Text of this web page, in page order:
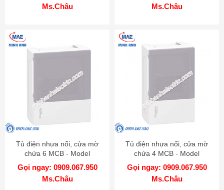
Ms.Châu
Ms.Châu
Tủ điện nhựa nổi, cửa mờ
chứa 6 MCB - Model
MIP12106T
Gọi ngay: 0909.067.950
Ms.Châu
Tủ điện nhựa nổi, cửa mờ
chứa 4 MCB - Model
MIP12104T
Gọi ngay: 0909.067.950
Ms.Châu